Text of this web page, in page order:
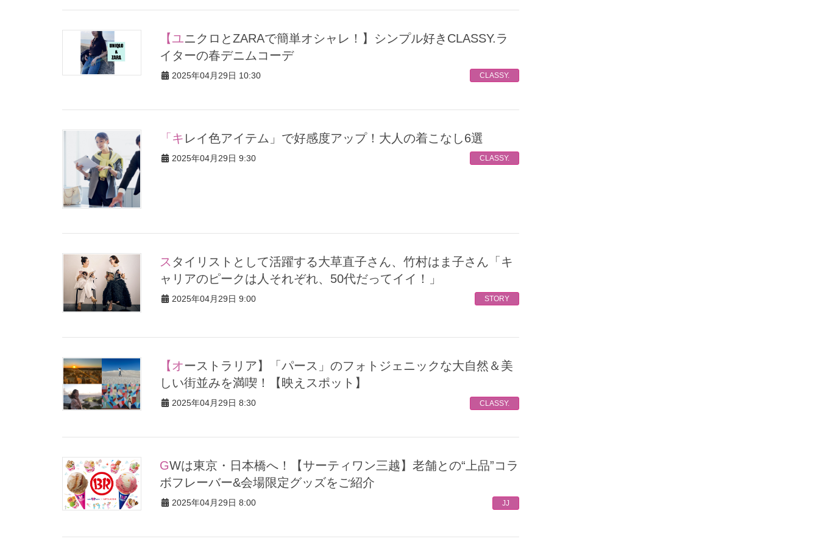
【ユニクロとZARAで簡単オシャレ！】シンプル好きCLASSY.ラ
イターの春デニムコーデ
2025年04月29日 10:30 CLASSY.
「キレイ色アイテム」で好感度アップ！大人の着こなし6選
2025年04月29日 9:30 CLASSY.
スタイリストとして活躍する大草直子さん、竹村はま子さん「キ
ャリアのピークは人それぞれ、50代だってイイ！」
2025年04月29日 9:00 STORY
【オーストラリア】「パース」のフォトジェニックな大自然＆美
しい街並みを満喫！【映えスポット】
2025年04月29日 8:30 CLASSY.
GWは東京・日本橋へ！【サーティワン三越】老舗との“上品”コラ
ボフレーバー&会場限定グッズをご紹介
2025年04月29日 8:00 JJ